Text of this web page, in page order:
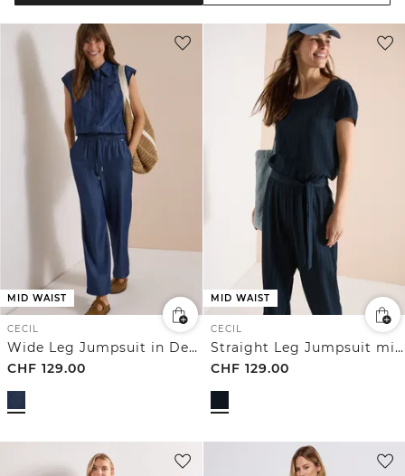
MID WAIST
CECIL
Wide Leg Jumpsuit in Denim-Optik
CHF 129.00
MID WAIST
CECIL
Straight Leg Jumpsuit mit Struktur
CHF 129.00